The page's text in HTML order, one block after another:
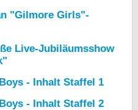
"Gilmore Girls"-
Live-Jubiläumsshow
- Inhalt Staffel 1
- Inhalt Staffel 2